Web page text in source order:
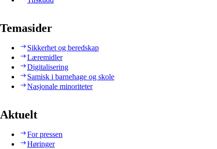
Temasider
Sikkerhet og beredskap
Læremidler
Digitalisering
Samisk i barnehage og skole
Nasjonale minoriteter
Aktuelt
For pressen
Høringer